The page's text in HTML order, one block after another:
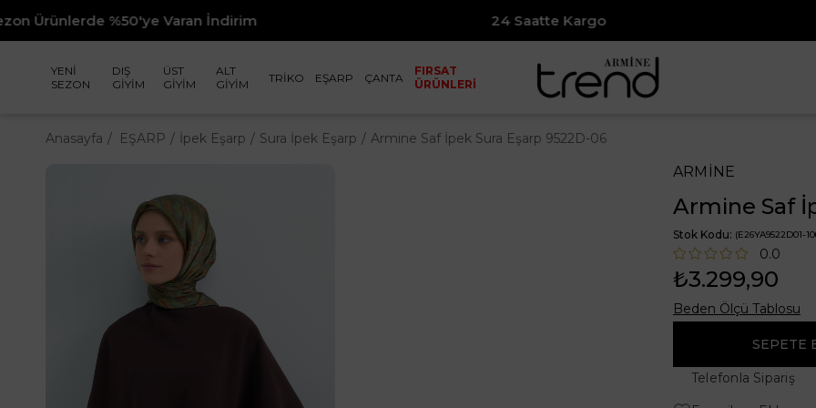
%50'ye Varan İndirim 24 Saatte Kargo
YENİ
SEZON
DIŞ
GİYİM
ÜST
GİYİM
ALT
GİYİM
TRİKO EŞARP ÇANTA
FIRSAT
ÜRÜNLERİ
Anasayfa EŞARP İpek Eşarp Sura İpek Eşarp Armine Saf İpek Sura Eşarp 9522D-06
ARMİNE
Armine Saf
Stok Kodu (E26YA9522D01-
0.0
₺3.299,90
Beden Ölçü Tablosu
Telefonla Sipariş